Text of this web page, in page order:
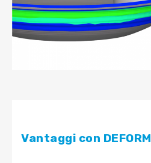
Vantaggi con DEFORM